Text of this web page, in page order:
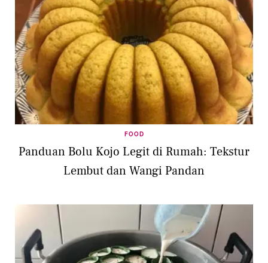
FOOD
Panduan Bolu Kojo Legit di Rumah: Tekstur
Lembut dan Wangi Pandan